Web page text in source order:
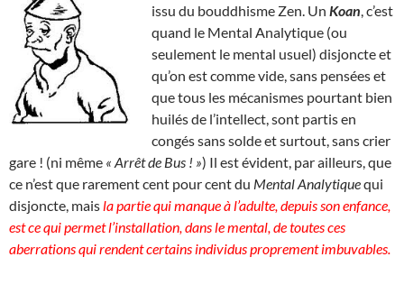
issu du bouddhisme Zen. Un Koan , c’est
quand le Mental Analytique (ou
seulement le mental usuel) disjoncte et
qu’on est comme vide, sans pensées et
que tous les mécanismes pourtant bien
huilés de l’intellect, sont partis en
congés sans solde et surtout, sans crier
gare ! (ni même « Arrêt de Bus ! ») Il est évident, par ailleurs, que
ce n’est que rarement cent pour cent du Mental Analytiquequi
disjoncte, mais la partie qui manque à l’adulte, depuis son enfance,
est ce qui permet l’installation, dans le mental, de toutes ces
aberrations qui rendent certains individus proprement imbuvables.